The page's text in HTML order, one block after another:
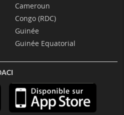
Cameroun
Congo (RDC)
Guinée
Guinée Equatorial